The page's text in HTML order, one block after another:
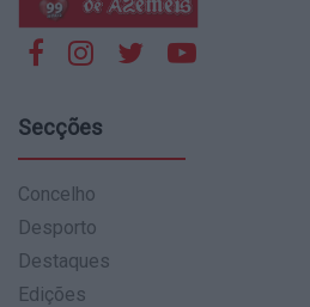
Secções
Concelho
Desporto
Destaques
Edições